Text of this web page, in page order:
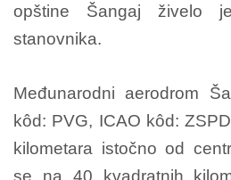
opštine Šangaj živelo
stanovnika.
Međunarodni aerodrom
kôd: PVG, ICAO kôd:
kilometara istočno od
se na 40 kvadratnih